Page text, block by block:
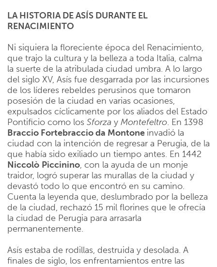
LA HISTORIA DE ASÍS DURANTE EL
RENACIMIENTO
Ni siquiera la floreciente época del Renacimiento,
que trajo la cultura y la belleza a toda Italia, calma
la suerte de la atribulada ciudad umbra. A lo largo
del siglo XV, Asís fue desgarrada por las incursiones
de los líderes rebeldes perusinos que tomaron
posesión de la ciudad en varias ocasiones,
expulsados cíclicamente por los aliados del Estado
Pontificio como los Sforza y Montefeltro. En 1398
Braccio Fortebraccio da Montone invadió la
ciudad con la intención de regresar a Perugia, de la
que había sido exiliado un tiempo antes. En 1442
Niccolò Piccinino, con la ayuda de un monje
traidor, logró superar las murallas de la ciudad y
devastó todo lo que encontró en su camino.
Cuenta la leyenda que, deslumbrado por la belleza
de la ciudad, rechazó 15 mil florines que le ofrecía
la ciudad de Perugia para arrasarla
permanentemente.
Asís estaba de rodillas, destruida y desolada. A
finales de siglo, los enfrentamientos entre las